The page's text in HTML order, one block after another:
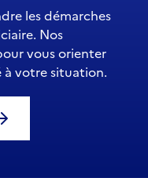
les démarches
Nos
vous orienter
à votre situation.